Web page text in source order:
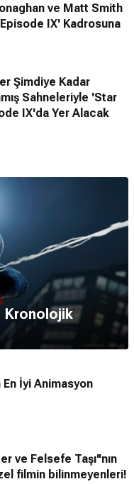
ve Matt Smith
IX' Kadrosuna
Şimdiye Kadar
Sahneleriyle 'Star
IX'da Yer Alacak
Kronolojik
En İyi Animasyon
ve Felsefe Taşı"nın
filmin bilinmeyenleri!